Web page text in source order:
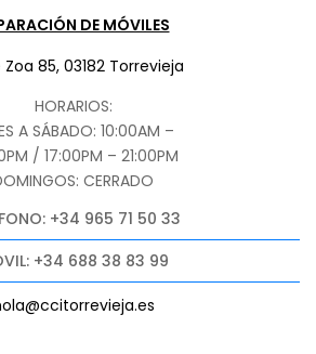
DE MÓVILES
85, 03182 Torrevieja
HORARIOS:
A SÁBADO: 10:00AM –
/ 17:00PM – 21:00PM
CERRADO
+34 965 71 50 33
+34 688 38 83 99